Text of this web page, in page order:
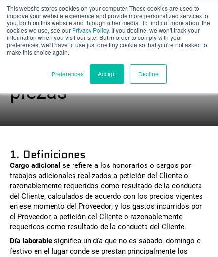
This website stores cookies on your computer. These cookies are used to
improve your website experience and provide more personalized services to
you, both on this website and through other media. To find out more about the
cookies we use, see our Privacy Policy. If you decline, we won't track your
information when you visit our site. But in order to comply with your
preferences, we'll have to use just one tiny cookie so that you're not asked to
make this choice again.
Preferences Accept Decline
Evaluación parcial
Productos
Industrias
Materiales
Recursos
Póngase en contacto
Condiciones de las
piezas
1. Definiciones
Cargo adicional se refiere a los honorarios o cargos por
trabajos adicionales realizados a petición del Cliente o
razonablemente requeridos como resultado de la conducta
del Cliente, calculados de acuerdo con los precios vigentes
en ese momento del Proveedor; y los gastos incurridos por
el Proveedor, a petición del Cliente o razonablemente
requeridos como resultado de la conducta del Cliente.
Día laborable significa un día que no es sábado, domingo o
festivo en el lugar donde se prestan principalmente los